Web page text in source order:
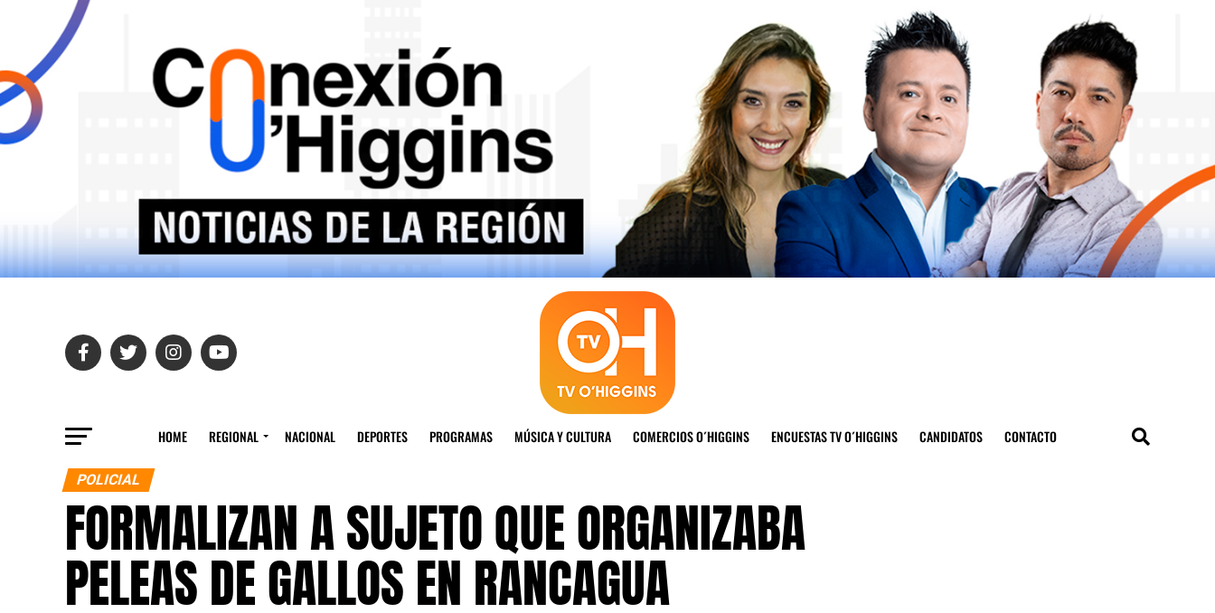
HOME REGIONAL NACIONAL DEPORTES PROGRAMAS MÚSICA Y CULTURA COMERCIOS O´HIGGINS ENCUESTAS TV O´HIGGINS CANDIDATOS CONTACTO
POLICIAL
FORMALIZAN A SUJETO QUE ORGANIZABA
PELEAS DE GALLOS EN RANCAGUA